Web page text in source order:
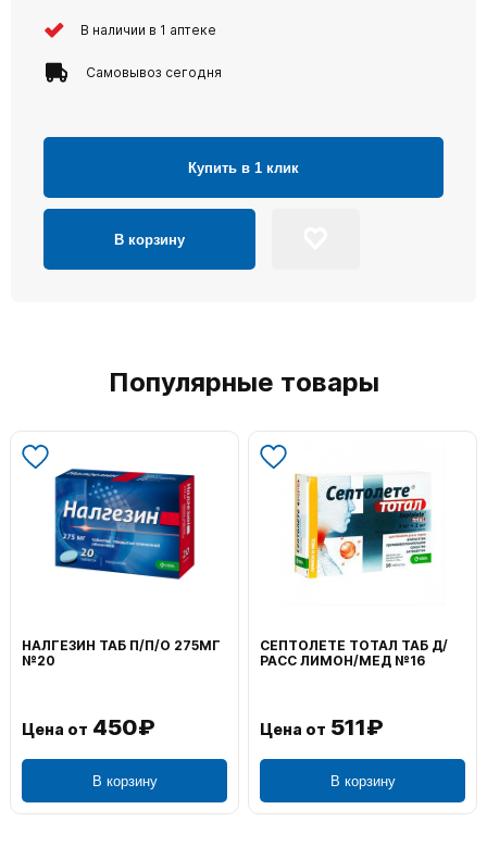
В наличии в 1 аптеке
Самовывоз сегодня
Купить в 1 клик
В корзину
Популярные товары
ВОЛЬТАРЕН ЭМУЛЬГЕЛЬ
НАРУЖ 2% 100Г
Цена от 1 195₽
В корзину
ФЕНИСТИЛ ГЕЛЬ НАРУЖ
0,1% 50Г
Цена от 804₽
В корзину